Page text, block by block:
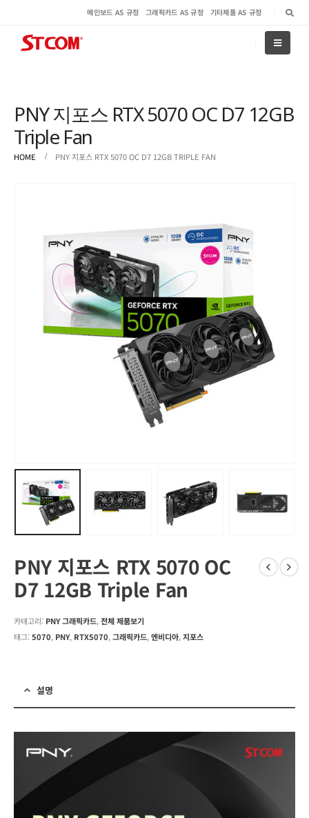
메인보드 AS 규정 그래픽카드 AS 규정 기타제품 AS 규정
PNY 지포스 RTX 5070 OC D7 12GB
Triple Fan
HOME PNY 지포스 RTX 5070 OC D7 12GB TRIPLE FAN
PNY 지포스 RTX 5070 OC
D7 12GB Triple Fan
카테고리: PNY 그래픽카드, 전체 제품보기
태그:5070, PNY, RTX5070,그래픽카드,엔비디아,지포스
설명